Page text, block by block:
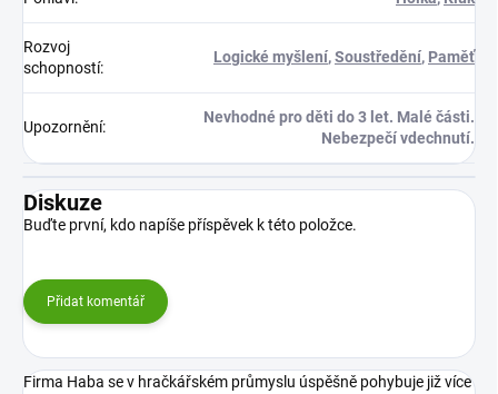
Rozvoj
schopností:
Logické myšlení,Soustředění, Paměť
Upozornění:
Nevhodné pro děti do 3 let. Malé části.
Nebezpečí vdechnutí.
Diskuze
Buďte první, kdo napíše příspěvek k této položce.
Přidat komentář
Firma Haba se v hračkářském průmyslu úspěšně pohybuje již více